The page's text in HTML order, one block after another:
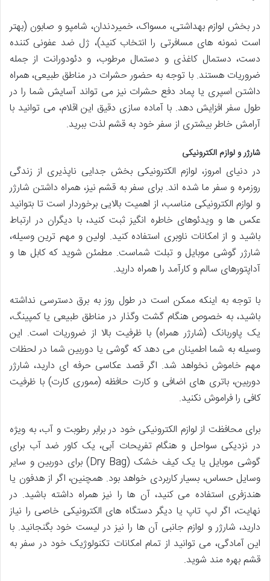
در بخش لوازم بهداشتی، مسواک، خمیردندان، شامپو و صابون (بهتر
است نمونه های مسافرتی را انتخاب کنید)، ژل ضد عفونی کننده
دست، دستمال کاغذی و دستمال مرطوب، و دئودورانت از جمله
ضروریات هستند. با توجه به حضور حشرات در مناطق طبیعی، همراه
داشتن اسپری یا پماد دفع حشرات نیز می تواند آسایش شما را در
طول سفر افزایش دهد. با آماده سازی دقیق این اقلام، می توانید با
آرامش خاطر بیشتری از سفر خود به قشم لذت ببرید.
شارژر و لوازم الکترونیکی
در دنیای امروز، لوازم الکترونیکی بخش جدایی ناپذیری از زندگی
روزمره و سفر ما شده اند. برای سفر به قشم نیز، همراه داشتن شارژر
و لوازم الکترونیکی مناسب، از اهمیت بالایی برخوردار است تا بتوانید
عکس ها و ویدئوهای خاطره انگیز ثبت کنید، با دیگران در ارتباط
باشید و از امکانات ناوبری استفاده کنید. اولین و مهم ترین وسیله،
شارژر گوشی موبایل و تبلت شماست. مطمئن شوید که کابل ها و
آداپتورهای سالم و کارآمد را همراه دارید.
با توجه به اینکه ممکن است در طول روز به برق دسترسی نداشته
باشید، به خصوص هنگام گشت وگذار در مناطق طبیعی یا کمپینگ،
یک پاوربانک (شارژر همراه) با ظرفیت بالا از ضروریات است. این
وسیله به شما اطمینان می دهد که گوشی یا دوربین شما در لحظات
مهم خاموش نخواهد شد. اگر قصد عکاسی حرفه ای دارید، شارژر
دوربین، باتری های اضافی و کارت حافظه (مموری کارت) با ظرفیت
کافی را فراموش نکنید.
برای محافظت از لوازم الکترونیکی خود در برابر رطوبت و آب، به ویژه
در نزدیکی سواحل و هنگام تفریحات آبی، یک کاور ضد آب برای
گوشی موبایل یا یک کیف خشک (Dry Bag) برای دوربین و سایر
وسایل حساس، بسیار کاربردی خواهد بود. همچنین، اگر از هدفون یا
هندزفری استفاده می کنید، آن ها را نیز همراه داشته باشید. در
نهایت، اگر لپ تاپ یا دیگر دستگاه های الکترونیکی خاصی را نیاز
دارید، شارژر و لوازم جانبی آن ها را نیز در لیست خود بگنجانید. با
این آمادگی، می توانید از تمام امکانات تکنولوژیک خود در سفر به
قشم بهره مند شوید.